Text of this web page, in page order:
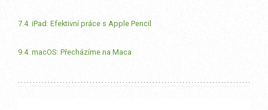
7.4. iPad: Efektivní práce s Apple Pencil
9.4. macOS: Přecházíme na Maca